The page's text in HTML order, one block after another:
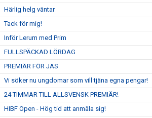
Härlig helg väntar
Tack för mig!
Inför Lerum med Prim
FULLSPÄCKAD LÖRDAG
PREMIÄR FÖR JAS
Vi söker nu ungdomar som vill tjäna egna pengar!
24 TIMMAR TILL ALLSVENSK PREMIÄR!
HIBF Open - Hög tid att anmäla sig!